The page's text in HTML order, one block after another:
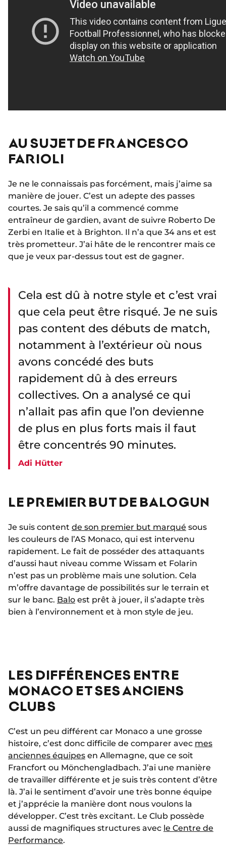
AU SUJET DE FRANCESCO
FARIOLI
Je ne le connaissais pas forcément, mais j’aime sa
manière de jouer. C’est un adepte des passes
courtes. Je sais qu’il a commencé comme
entraîneur de gardien, avant de suivre Roberto De
Zerbi en Italie et à Brighton. Il n’a que 34 ans et est
très prometteur. J’ai hâte de le rencontrer mais ce
que je veux par-dessus tout est de gagner.
Cela est dû à notre style et c’est vrai
que cela peut être risqué. Je ne suis
pas content des débuts de match,
notamment à l’extérieur où nous
avons concédé des buts
rapidement dû à des erreurs
collectives. On a analysé ce qui
n’allait pas afin que l’on devienne
de plus en plus forts mais il faut
être concentrés 90 minutes.
Adi Hütter
LE PREMIER BUT DE BALOGUN
Je suis content de son premier but marqué sous
les couleurs de l’AS Monaco, qui est intervenu
rapidement. Le fait de posséder des attaquants
d’aussi haut niveau comme Wissam et Folarin
n’est pas un problème mais une solution. Cela
m’offre davantage de possibilités sur le terrain et
sur le banc. Balo est prêt à jouer, il s’adapte très
bien à l’environnement et à mon style de jeu.
LES DIFFÉRENCES ENTRE
MONACO ET SES ANCIENS
CLUBS
C’est un peu différent car Monaco a une grosse
histoire, c’est donc difficile de comparer avec mes
anciennes équipes en Allemagne, que ce soit
Francfort ou Mönchengladbach. J’ai une manière
de travailler différente et je suis très content d’être
là. J’ai le sentiment d’avoir une très bonne équipe
et j’apprécie la manière dont nous voulons la
développer. C’est très excitant. Le Club possède
aussi de magnifiques structures avec le Centre de
Performance.